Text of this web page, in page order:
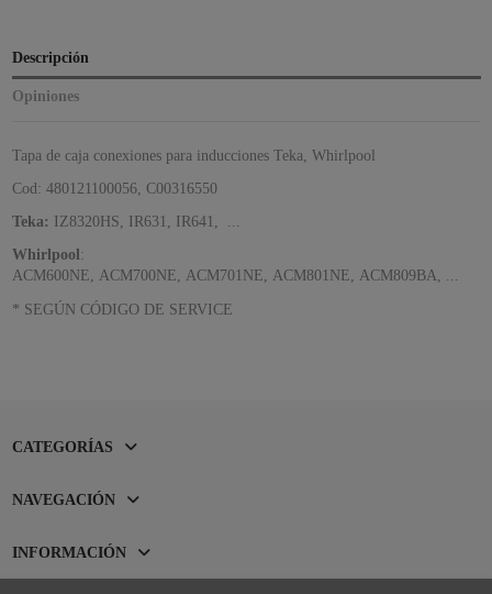
Descripción
Opiniones
Tapa de caja conexiones para inducciones Teka, Whirlpool
Cod: 480121100056, C00316550
Teka: IZ8320HS, IR631, IR641, ...
Whirlpool :
ACM600NE, ACM700NE, ACM701NE, ACM801NE, ACM809BA, ...
* SEGÚN CÓDIGO DE SERVICE
CATEGORÍAS
NAVEGACIÓN
INFORMACIÓN